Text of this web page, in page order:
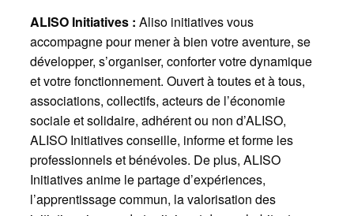
ALISO Initiatives : Aliso initiatives vous
accompagne pour mener à bien votre aventure, se
développer, s’organiser, conforter votre dynamique
et votre fonctionnement. Ouvert à toutes et à tous,
associations, collectifs, acteurs de l’économie
sociale et solidaire, adhérent ou non d’ALISO,
ALISO Initiatives conseille, informe et forme les
professionnels et bénévoles. De plus, ALISO
Initiatives anime le partage d’expériences,
l’apprentissage commun, la valorisation des